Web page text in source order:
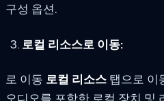
구성 옵션.
로컬 리소스로 이동:
로 이동 로컬 리소스 탭으로 이